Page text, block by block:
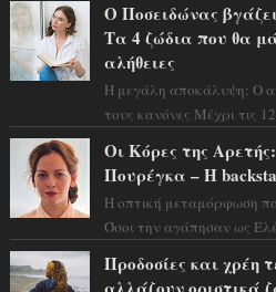
Ο Ποσειδώνας
Τα 4 ζώδια που θα
αλήθειες
Η μεγάλη αποκάλυψη: Ο
τους κανόνες Μέχρι τις
Οι Κόρες της
Πουρέγκα – H
Η οπτική μεταμόρφωση
Όσοι την αγάπησαν ως
Προδοσίες και χρέη